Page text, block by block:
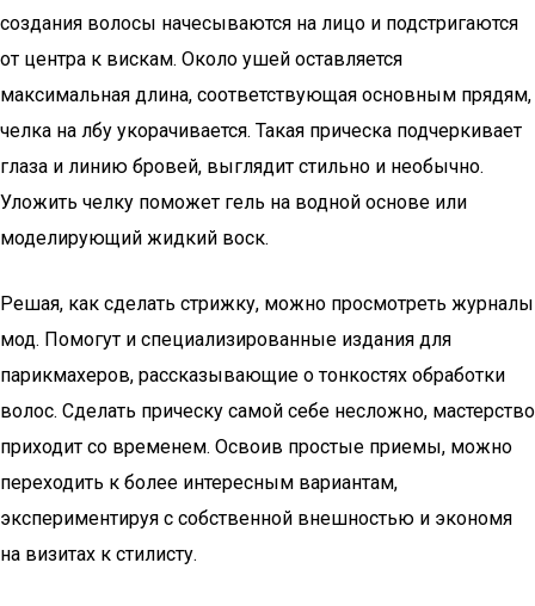
создания волосы начесываются на лицо и подстригаются
от центра к вискам. Около ушей оставляется
максимальная длина, соответствующая основным прядям,
челка на лбу укорачивается. Такая прическа подчеркивает
глаза и линию бровей, выглядит стильно и необычно.
Уложить челку поможет гель на водной основе или
моделирующий жидкий воск.
Решая, как сделать стрижку, можно просмотреть журналы
мод. Помогут и специализированные издания для
парикмахеров, рассказывающие о тонкостях обработки
волос. Сделать прическу самой себе несложно, мастерство
приходит со временем. Освоив простые приемы, можно
переходить к более интересным вариантам,
экспериментируя с собственной внешностью и экономя
на визитах к стилисту.